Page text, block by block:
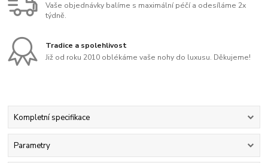
Vaše objednávky balíme s maximální péčí a odesíláme 2x
týdně.
Tradice a spolehlivost
Již od roku 2010 oblékáme vaše nohy do luxusu. Děkujeme!
Kompletní specifikace
Parametry